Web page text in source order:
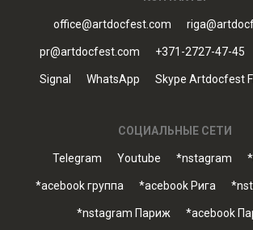
office@artdocfest.com
pr@artdocfest.com +371-2727-47-45
Signal WhatsApp Skype Artdocfest
СОЦИАЛЬНЫЕ СЕТИ
Telegram Youtube *nstagram
*acebook группа *acebook Рига
*nstagram Париж *acebook